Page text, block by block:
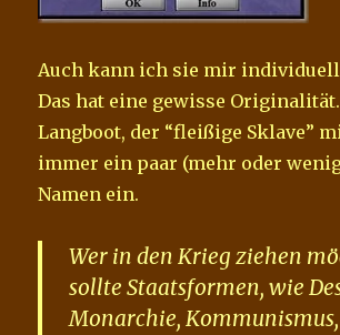
Auch kann ich sie mir
Das hat eine gewisse Originalität.
Langboot, der “fleißige Sklave”
immer ein paar (mehr oder
Namen ein.
Wer in den Krieg ziehen
sollte Staatsformen, wie
Monarchie, Kommunismus,